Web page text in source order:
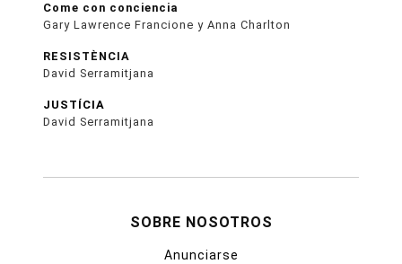
Come con conciencia
Gary Lawrence Francione y Anna Charlton
RESISTÈNCIA
David Serramitjana
JUSTÍCIA
David Serramitjana
SOBRE NOSOTROS
Anunciarse